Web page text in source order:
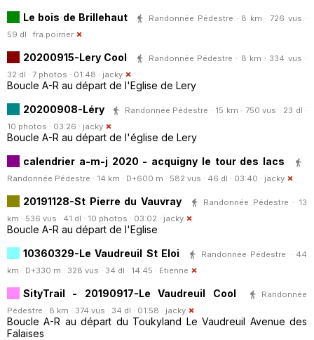
Le bois de Brillehaut
Randonnée Pédestre · 8 km · 726 vus ·
59 dl · fra.poirrier
20200915-Lery Cool
Randonnée Pédestre · 8 km · 334 vus ·
32 dl · 7 photos · 01:48 · jacky
Boucle A-R au départ de l'Eglise de Lery
20200908-Léry
Randonnée Pédestre · 15 km · 750 vus · 23 dl ·
10 photos · 03:26 · jacky
Boucle A-R au départ de l'église de Lery
calendrier a-m-j 2020 - acquigny le tour des lacs
Randonnée Pédestre · 14 km · D+600 m · 582 vus · 46 dl · 03:40 · jacky
20191128-St Pierre du Vauvray
Randonnée Pédestre · 13
km · 536 vus · 41 dl · 10 photos · 03:02 · jacky
Boucle A-R au départ de l'Eglise
10360329-Le Vaudreuil St Eloi
Randonnée Pédestre · 44
km · D+330 m · 328 vus · 34 dl · 14:45 · Etienne
SityTrail - 20190917-Le Vaudreuil Cool
Randonnée
Pédestre · 8 km · 374 vus · 34 dl · 01:58 · jacky
Boucle A-R au départ du Toukyland Le Vaudreuil Avenue des
Falaises